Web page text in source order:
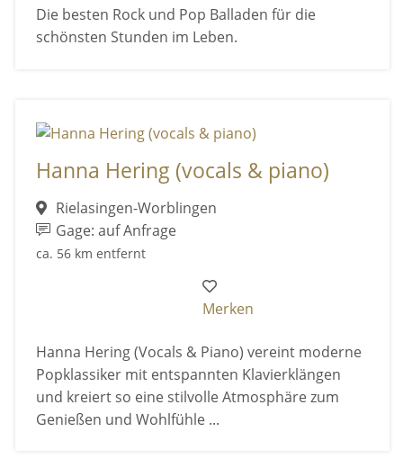
Die besten Rock und Pop Balladen für die
schönsten Stunden im Leben.
Hanna Hering (vocals & piano)
Rielasingen-Worblingen
Gage: auf Anfrage
ca. 56 km entfernt
Merken
Hanna Hering (Vocals & Piano) vereint moderne
Popklassiker mit entspannten Klavierklängen
und kreiert so eine stilvolle Atmosphäre zum
Genießen und Wohlfühle ...